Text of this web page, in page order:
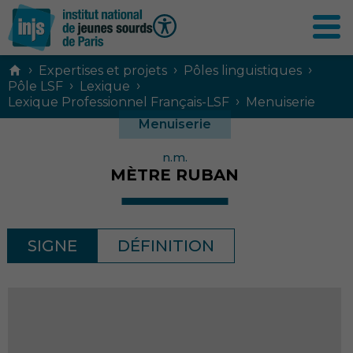
Contenu
principal
› Expertises et projets › Pôles linguistiques ›
Pôle LSF › Lexique ›
Lexique Professionnel Français-LSF › Menuiserie
Menuiserie
n.m.
MÈTRE RUBAN
SIGNE DÉFINITION